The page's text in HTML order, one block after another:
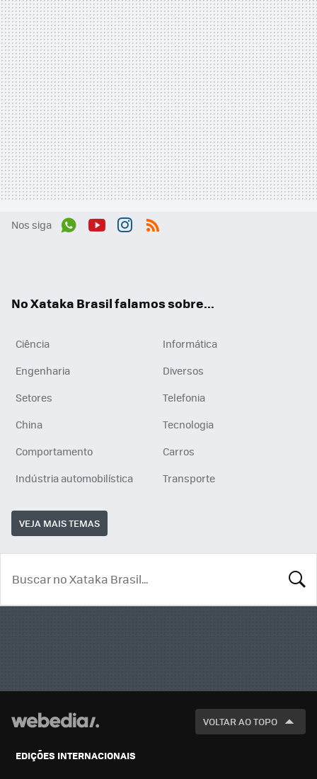
Nos siga
No Xataka Brasil falamos sobre...
Ciência
Informática
Engenharia
Diversos
Setores
Telefonia
China
Tecnologia
Comportamento
Carros
Indústria automobilística
Transporte
VEJA MAIS TEMAS
VOLTAR AO TOPO
EDIÇÕES INTERNACIONAIS